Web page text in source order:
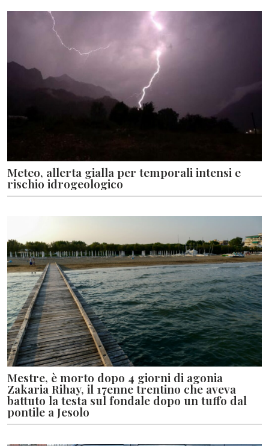
Meteo, allerta gialla per temporali intensi e
rischio idrogeologico
Mestre, è morto dopo 4 giorni di agonia
Zakaria Rihay, il 17enne trentino che aveva
battuto la testa sul fondale dopo un tuffo dal
pontile a Jesolo